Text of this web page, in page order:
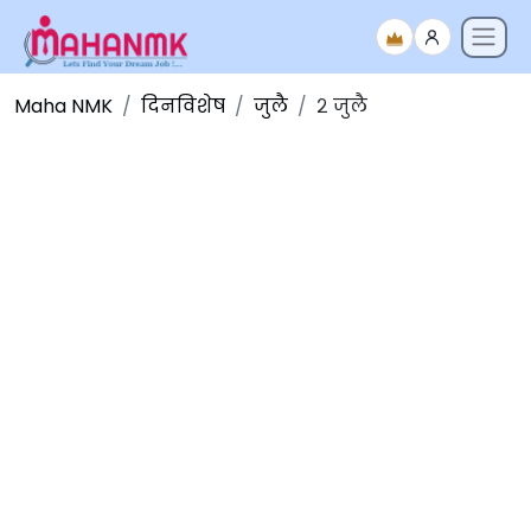
Maha NMK दिनविशेष जुलै २ जुलै